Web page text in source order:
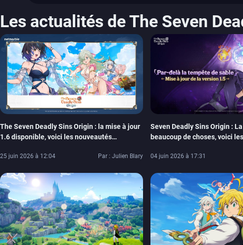
Les actualités de The Seven
The Seven Deadly Sins Origin : la mise à jour
1.6 disponible, voici les nouveautés
25 juin 2026 à 12:04 Par : Julien Blary
Seven Deadly Sins Origin :
beaucoup de choses, voici
04 juin 2026 à 17:31